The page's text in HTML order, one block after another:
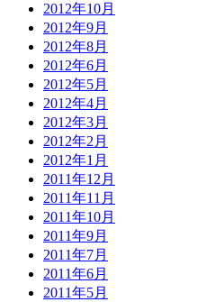
2012年10月
2012年9月
2012年8月
2012年6月
2012年5月
2012年4月
2012年3月
2012年2月
2012年1月
2011年12月
2011年11月
2011年10月
2011年9月
2011年7月
2011年6月
2011年5月